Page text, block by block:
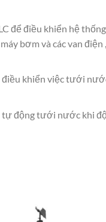
để điều khiển hệ
bơm và các van
khiển việc tưới
tự động tưới nước khi